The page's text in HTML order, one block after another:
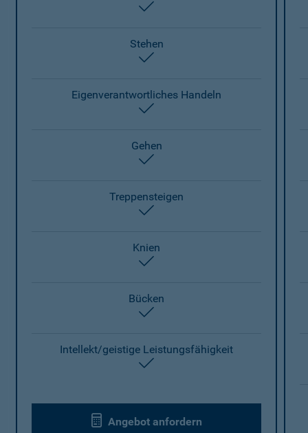
Stehen
Eigenverantwortliches Handeln
Gehen
Treppensteigen
Knien
Bücken
Intellekt/geistige Leistungsfähigkeit
Angebot anfordern